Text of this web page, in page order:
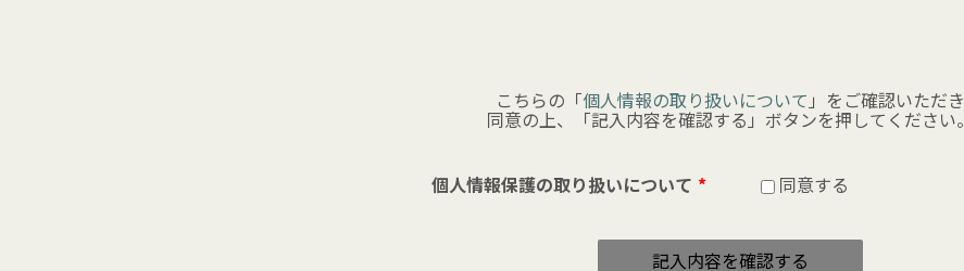
こちらの「個人情報の取り扱いについて 」をご確認いただき
同意の上、「記入内容を確認する」ボタンを押してください。
個人情報保護の取り扱いについて * 同意する
記入内容を確認する